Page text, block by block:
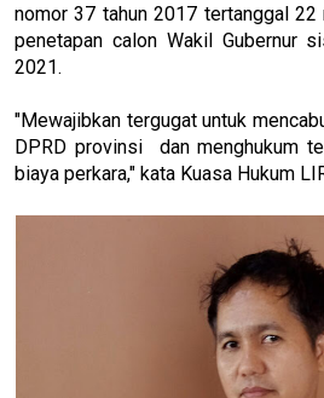
nomor 37 tahun 2017 tertanggal
penetapan calon Wakil Gubernur
2021.
"Mewajibkan tergugat untuk
DPRD provinsi dan menghukum
biaya perkara," kata Kuasa Hukum